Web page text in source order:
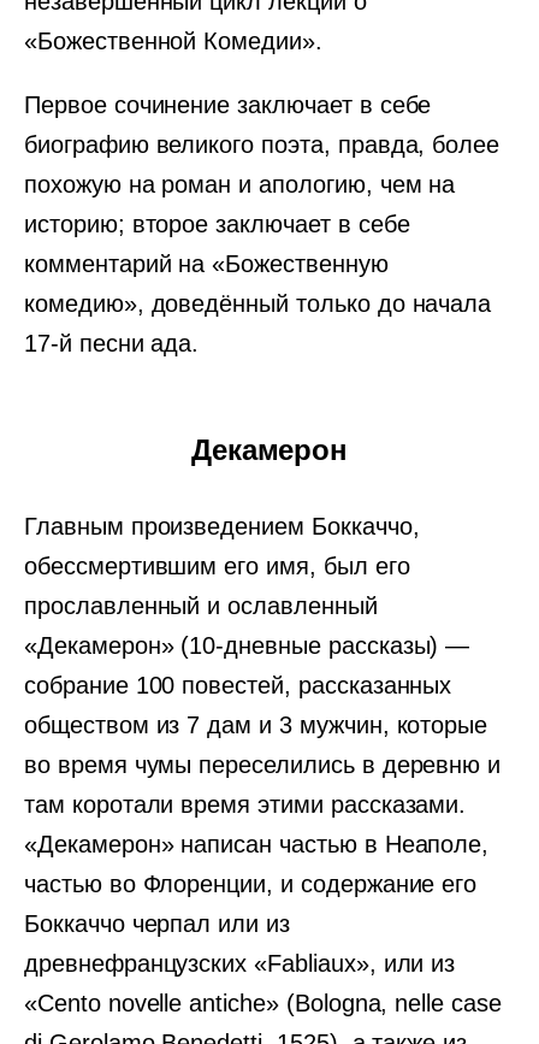
«Божественной Комедии».
Первое сочинение заключает в себе
биографию великого поэта, правда, более
похожую на роман и апологию, чем на
историю; второе заключает в себе
комментарий на «Божественную
комедию», доведённый только до начала
17-й песни ада.
Декамерон
Главным произведением Боккаччо,
обессмертившим его имя, был его
прославленный и ославленный
«Декамерон» (10-дневные рассказы) —
собрание 100 повестей, рассказанных
обществом из 7 дам и 3 мужчин, которые
во время чумы переселились в деревню и
там коротали время этими рассказами.
«Декамерон» написан частью в Неаполе,
частью во Флоренции, и содержание его
Боккаччо черпал или из
древнефранцузских «Fabliaux», или из
«Cento novelle antiche» (Bologna, nelle case